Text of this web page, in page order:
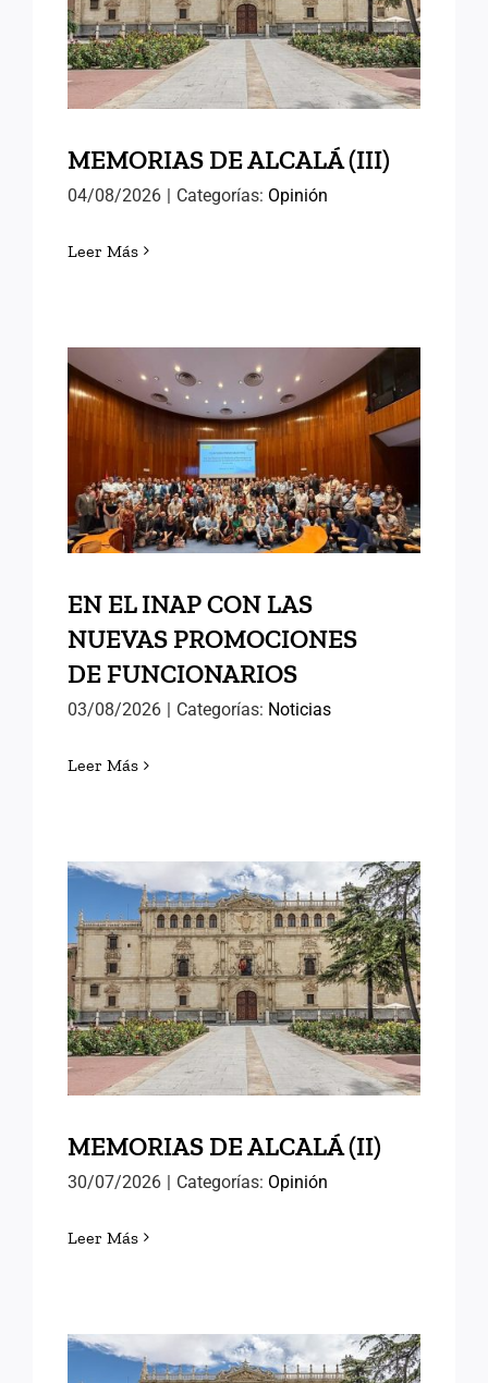
(III)
MEMORIAS DE ALCALÁ (III)
04/08/2026 | Categorías: Opinión
Leer Más
EN EL INAP CON LAS
NUEVAS PROMOCIONES
DE FUNCIONARIOS
EN EL INAP CON LAS
NUEVAS PROMOCIONES
DE FUNCIONARIOS
03/08/2026 | Categorías: Noticias
Leer Más
MEMORIAS DE ALCALÁ (II)
MEMORIAS DE ALCALÁ (II)
30/07/2026 | Categorías: Opinión
Leer Más